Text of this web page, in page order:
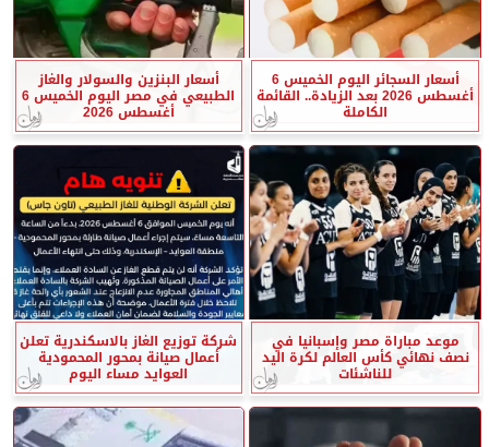
أسعار السجائر اليوم الخميس 6
أغسطس 2026 بعد الزيادة.. القائمة
الكاملة
أسعار البنزين والسولار والغاز
الطبيعي في مصر اليوم الخميس 6
أغسطس 2026
موعد مباراة مصر وإسبانيا في
نصف نهائي كأس العالم لكرة اليد
للناشئات
شركة توزيع الغاز بالاسكندرية تعلن
أعمال صيانة بمحور المحمودية
العوايد مساء اليوم